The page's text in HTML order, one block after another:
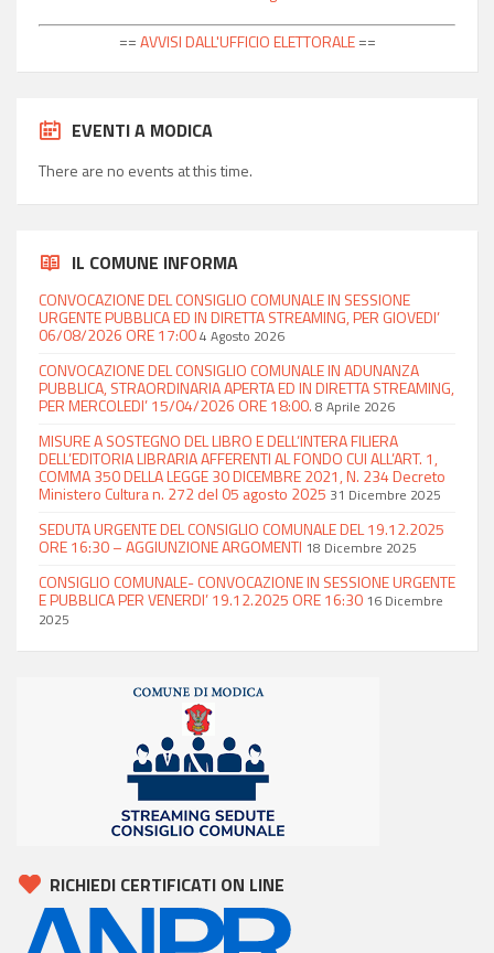
==AVVISI DALL'UFFICIO ELETTORALE==
EVENTI A MODICA
There are no events at this time.
IL COMUNE INFORMA
CONVOCAZIONE DEL CONSIGLIO COMUNALE IN SESSIONE
URGENTE PUBBLICA ED IN DIRETTA STREAMING, PER GIOVEDI’
06/08/2026 ORE 17:004 Agosto 2026
CONVOCAZIONE DEL CONSIGLIO COMUNALE IN ADUNANZA
PUBBLICA, STRAORDINARIA APERTA ED IN DIRETTA STREAMING,
PER MERCOLEDI’ 15/04/2026 ORE 18:00. 8 Aprile 2026
MISURE A SOSTEGNO DEL LIBRO E DELL’INTERA FILIERA
DELL’EDITORIA LIBRARIA AFFERENTI AL FONDO CUI ALL’ART. 1,
COMMA 350 DELLA LEGGE 30 DICEMBRE 2021, N. 234 Decreto
Ministero Cultura n. 272 del 05 agosto 2025 31 Dicembre 2025
SEDUTA URGENTE DEL CONSIGLIO COMUNALE DEL 19.12.2025
ORE 16:30 – AGGIUNZIONE ARGOMENTI 18 Dicembre 2025
CONSIGLIO COMUNALE- CONVOCAZIONE IN SESSIONE URGENTE
E PUBBLICA PER VENERDI’ 19.12.2025 ORE 16:30 16 Dicembre
2025
RICHIEDI CERTIFICATI ON LINE